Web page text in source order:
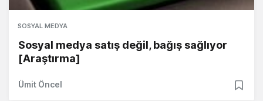
SOSYAL MEDYA
Sosyal medya satış değil, bağış sağlıyor
[Araştırma]
Ümit Öncel